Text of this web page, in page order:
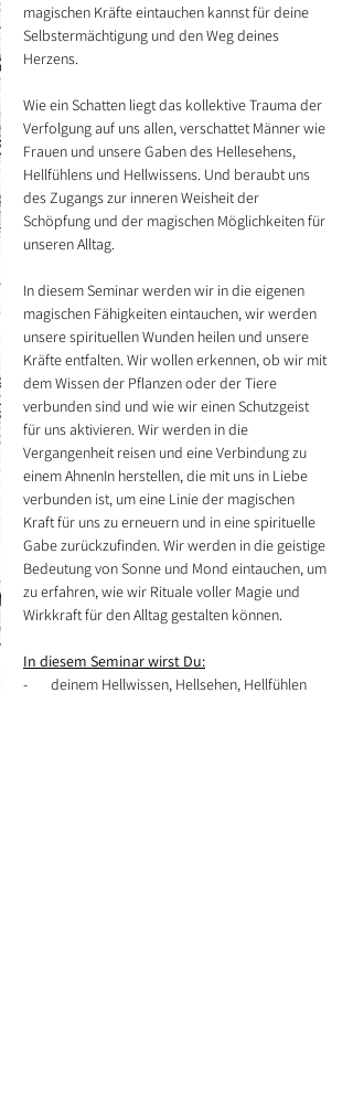
magischen Kräfte eintauchen kannst für deine
Selbstermächtigung und den Weg deines
Herzens.
Wie ein Schatten liegt das kollektive Trauma der
Verfolgung auf uns allen, verschattet Männer wie
Frauen und unsere Gaben des Hellesehens,
Hellfühlens und Hellwissens. Und beraubt uns
des Zugangs zur inneren Weisheit der
Schöpfung und der magischen Möglichkeiten für
unseren Alltag.
In diesem Seminar werden wir in die eigenen
magischen Fähigkeiten eintauchen, wir werden
unsere spirituellen Wunden heilen und unsere
Kräfte entfalten. Wir wollen erkennen, ob wir mit
dem Wissen der Pflanzen oder der Tiere
verbunden sind und wie wir einen Schutzgeist
für uns aktivieren. Wir werden in die
Vergangenheit reisen und eine Verbindung zu
einem AhnenIn herstellen, die mit uns in Liebe
verbunden ist, um eine Linie der magischen
Kraft für uns zu erneuern und in eine spirituelle
Gabe zurückzufinden. Wir werden in die geistige
Bedeutung von Sonne und Mond eintauchen, um
zu erfahren, wie wir Rituale voller Magie und
Wirkkraft für den Alltag gestalten können.
In diesem Seminar wirst Du:
-       deinem Hellwissen, Hellsehen, Hellfühlen